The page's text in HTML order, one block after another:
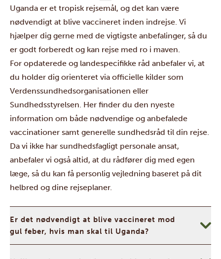
Uganda er et tropisk rejsemål, og det kan være
nødvendigt at blive vaccineret inden indrejse. Vi
hjælper dig gerne med de vigtigste anbefalinger, så du
er godt forberedt og kan rejse med ro i maven.
For opdaterede og landespecifikke råd anbefaler vi, at
du holder dig orienteret via officielle kilder som
Verdenssundhedsorganisationen eller
Sundhedsstyrelsen. Her finder du den nyeste
information om både nødvendige og anbefalede
vaccinationer samt generelle sundhedsråd til din rejse.
Da vi ikke har sundhedsfagligt personale ansat,
anbefaler vi også altid, at du rådfører dig med egen
læge, så du kan få personlig vejledning baseret på dit
helbred og dine rejseplaner.
Er det nødvendigt at blive vaccineret mod
gul feber, hvis man skal til Uganda?